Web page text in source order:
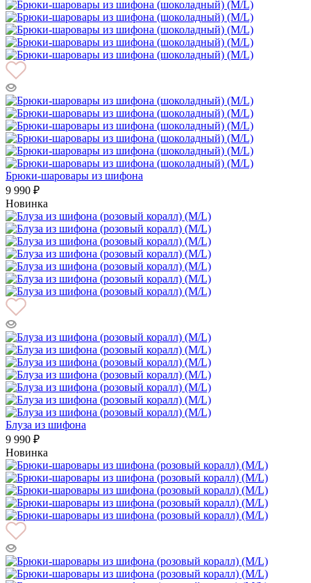
Брюки-шаровары из шифона
9 990 ₽
Новинка
Блуза из шифона
9 990 ₽
Новинка